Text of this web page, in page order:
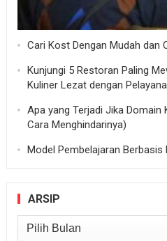
Cari Kost Dengan Mudah dan
Kunjungi 5 Restoran Paling
Kuliner Lezat dengan
Apa yang Terjadi Jika Domain
Cara Menghindarinya)
Model Pembelajaran Berbasis
ARSIP
Arsip